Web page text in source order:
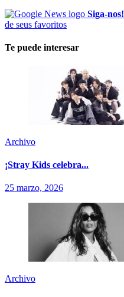
Siga-nos!
de seus favoritos
Te puede interesar
Archivo
¡Stray Kids celebra...
25 marzo, 2026
Archivo